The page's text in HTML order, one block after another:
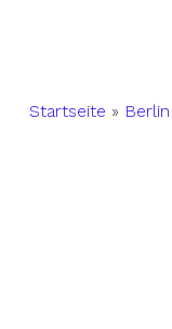
Startseite »